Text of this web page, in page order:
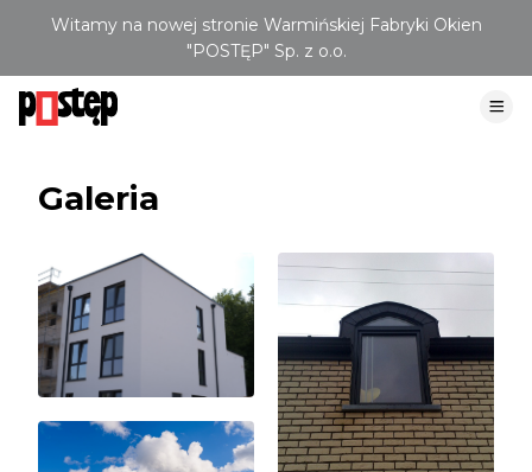
Witamy na nowej stronie Warmińskiej Fabryki Okien
"POSTĘP" Sp. z o.o.
Galeria